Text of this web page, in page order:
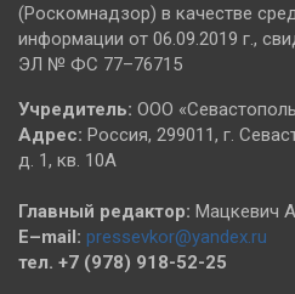
(Роскомнадзор) в качестве
информации от 06.09.2019 г.,
ЭЛ № ФС 77–76715
Учредитель: ООО
Адрес: Россия, 299011, г.
д. 1, кв. 10А
Главный редактор: Мацкевич
E–mail: pressevkor@yandex.ru
тел. +7 (978) 918-52-25